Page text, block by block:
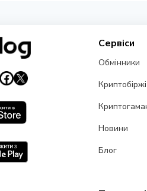
Сервіси
Обмінники
Криптобіржі
Новини
Блог